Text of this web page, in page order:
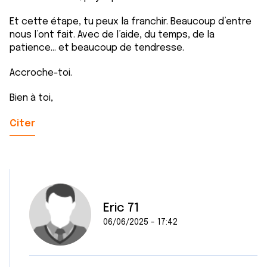
Et cette étape, tu peux la franchir. Beaucoup d’entre
nous l’ont fait. Avec de l’aide, du temps, de la
patience… et beaucoup de tendresse.
Accroche-toi.
Bien à toi,
Citer
Eric 71
06/06/2025 - 17:42